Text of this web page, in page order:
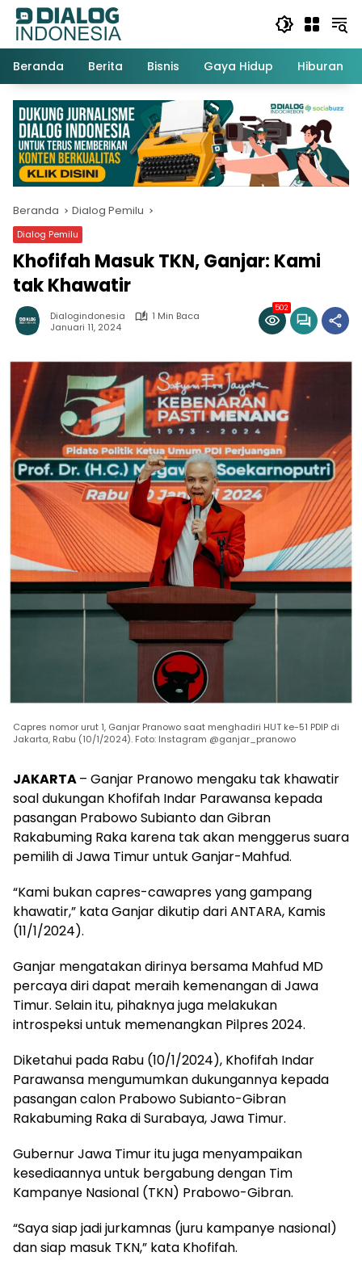
Langsung
konten
Beranda
Berita Bisnis Gaya Hidup Hiburan
Beranda Dialog Pemilu
Dialog Pemilu
Khofifah Masuk TKN, Ganjar: Kami
tak Khawatir
Dialogindonesia
1 Min Baca
Januari 11, 2024
502
Capres nomor urut 1, Ganjar Pranowo saat menghadiri HUT ke-51 PDIP di
Jakarta, Rabu (10/1/2024). Foto: Instagram @ganjar_pranowo
JAKARTA– Ganjar Pranowo mengaku tak khawatir
soal dukungan Khofifah Indar Parawansa kepada
pasangan Prabowo Subianto dan Gibran
Rakabuming Raka karena tak akan menggerus suara
pemilih di Jawa Timur untuk Ganjar-Mahfud.
“Kami bukan capres-cawapres yang gampang
khawatir,” kata Ganjar dikutip dari ANTARA, Kamis
(11/1/2024).
Ganjar mengatakan dirinya bersama Mahfud MD
percaya diri dapat meraih kemenangan di Jawa
Timur. Selain itu, pihaknya juga melakukan
introspeksi untuk memenangkan Pilpres 2024.
Diketahui pada Rabu (10/1/2024), Khofifah Indar
Parawansa mengumumkan dukungannya kepada
pasangan calon Prabowo Subianto-Gibran
Rakabuming Raka di Surabaya, Jawa Timur.
Gubernur Jawa Timur itu juga menyampaikan
kesediaannya untuk bergabung dengan Tim
Kampanye Nasional (TKN) Prabowo-Gibran.
“Saya siap jadi jurkamnas (juru kampanye nasional)
dan siap masuk TKN,” kata Khofifah.